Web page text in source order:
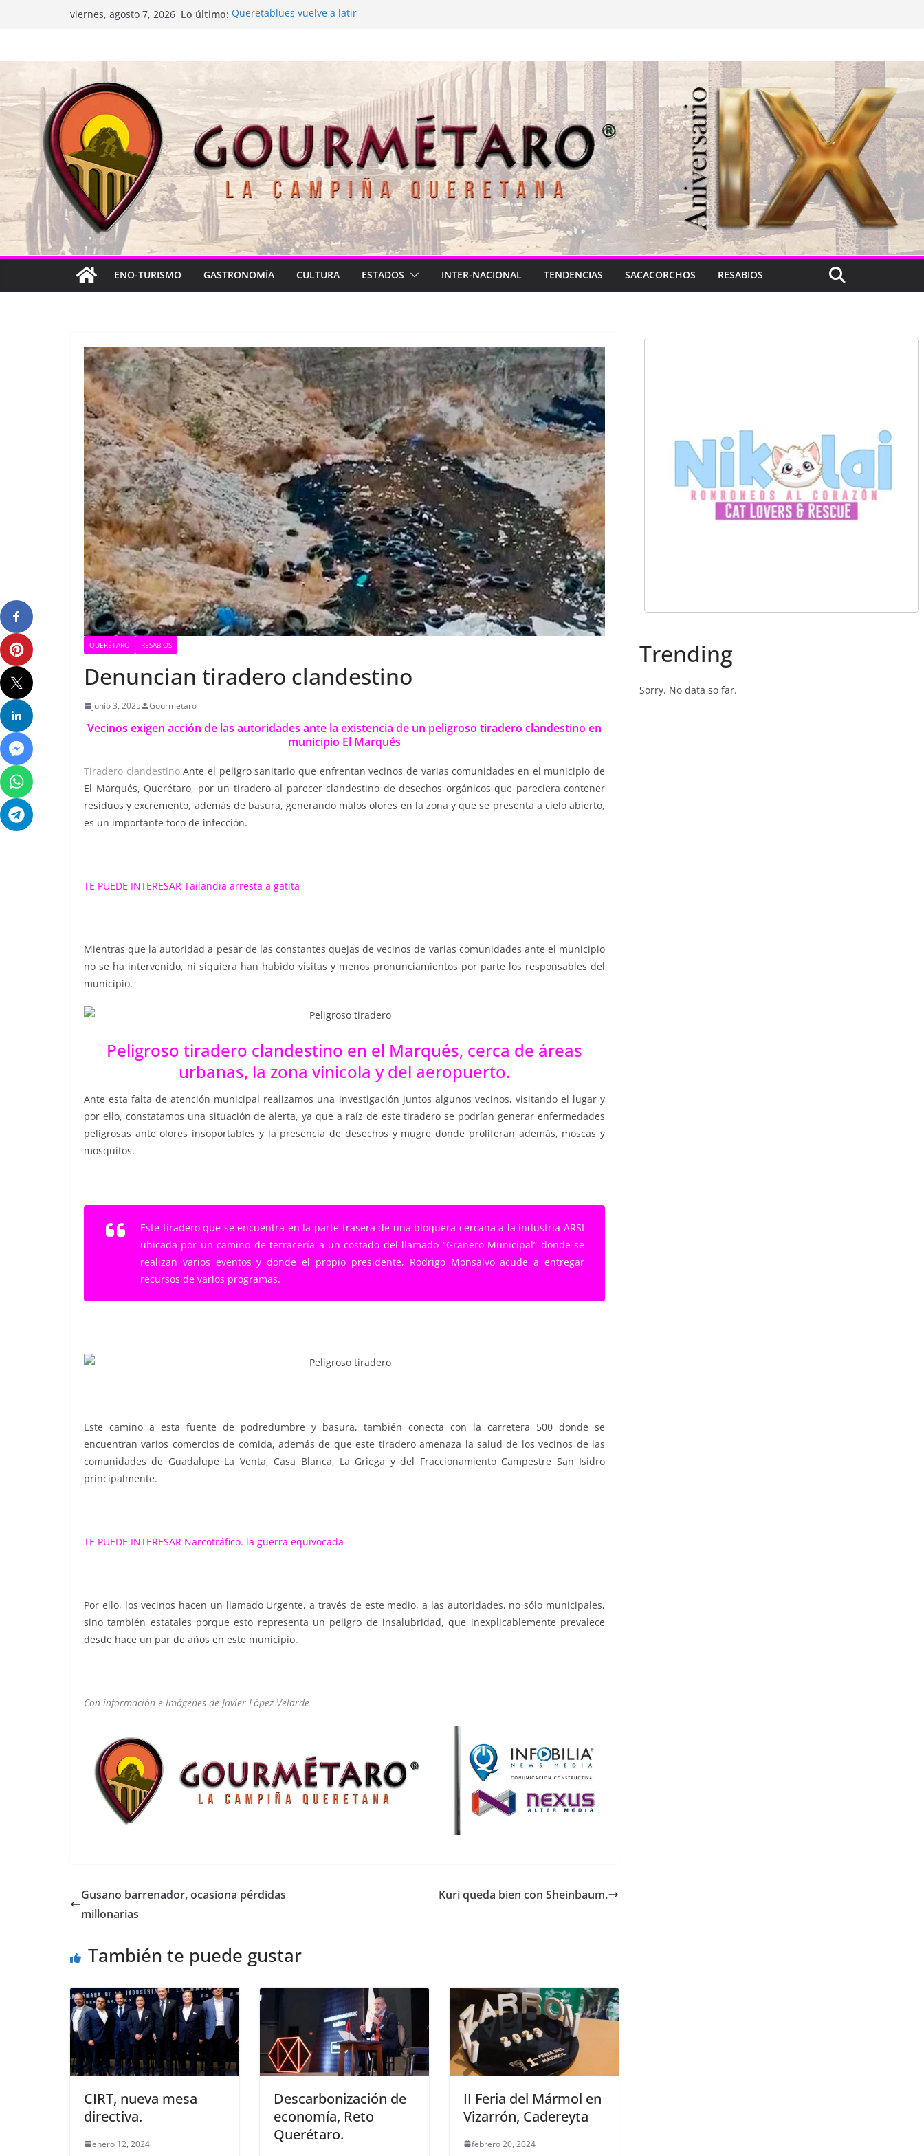
viernes, agosto 7, 2026 Lo último: Queretablues vuelve a latir
ENO-TURISMO GASTRONOMÍA CULTURA ESTADOS INTER-NACIONAL TENDENCIAS SACACORCHOS RESABIOS
QUERÉTARO RESABIOS
Denuncian tiradero clandestino
junio 3, 2025 Gourmetaro
Vecinos exigen acción de las autoridades ante la existencia de un peligroso tiradero clandestino en
municipio El Marqués
Tiradero clandestinoAnte el peligro sanitario que enfrentan vecinos de varias comunidades en el municipio de
El Marqués, Querétaro, por un tiradero al parecer clandestino de desechos orgánicos que pareciera contener
residuos y excremento, además de basura, generando malos olores en la zona y que se presenta a cielo abierto,
es un importante foco de infección.
TE PUEDE INTERESAR Tailandia arresta a gatita
Mientras que la autoridad a pesar de las constantes quejas de vecinos de varias comunidades ante el municipio
no se ha intervenido, ni siquiera han habido visitas y menos pronunciamientos por parte los responsables del
municipio.
Peligroso tiradero clandestino en el Marqués, cerca de áreas
urbanas, la zona vinicola y del aeropuerto.
Ante esta falta de atención municipal realizamos una investigación juntos algunos vecinos, visitando el lugar y
por ello, constatamos una situación de alerta, ya que a raíz de este tiradero se podrían generar enfermedades
peligrosas ante olores insoportables y la presencia de desechos y mugre donde proliferan además, moscas y
mosquitos.
Este tiradero que se encuentra en la parte trasera de una bloquera cercana a la industria ARSI
ubicada por un camino de terracería a un costado del llamado “Granero Municipal” donde se
realizan varios eventos y donde el propio presidente, Rodrigo Monsalvo acude a entregar
recursos de varios programas.
Este camino a esta fuente de podredumbre y basura, también conecta con la carretera 500 donde se
encuentran varios comercios de comida, además de que este tiradero amenaza la salud de los vecinos de las
comunidades de Guadalupe La Venta, Casa Blanca, La Griega y del Fraccionamiento Campestre San Isidro
principalmente.
TE PUEDE INTERESAR Narcotráfico. la guerra equivocada
Por ello, los vecinos hacen un llamado Urgente, a través de este medio, a las autoridades, no sólo municipales,
sino también estatales porque esto representa un peligro de insalubridad, que inexplicablemente prevalece
desde hace un par de años en este municipio.
Con información e Imágenes de Javier López Velarde
Gusano barrenador, ocasiona pérdidas
millonarias
Kuri queda bien con Sheinbaum.
También te puede gustar
CIRT, nueva mesa
directiva.
enero 12, 2024
Descarbonización de
economía, Reto
Querétaro.
II Feria del Mármol en
Vizarrón, Cadereyta
febrero 20, 2024
Trending
Sorry. No data so far.